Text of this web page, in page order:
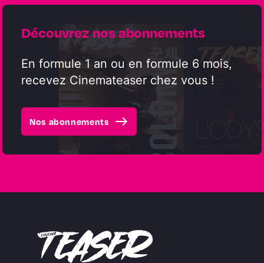
Découvrez nos abonnements
En formule 1 an ou en formule 6 mois,
recevez Cinemateaser chez vous !
Nos abonnements east